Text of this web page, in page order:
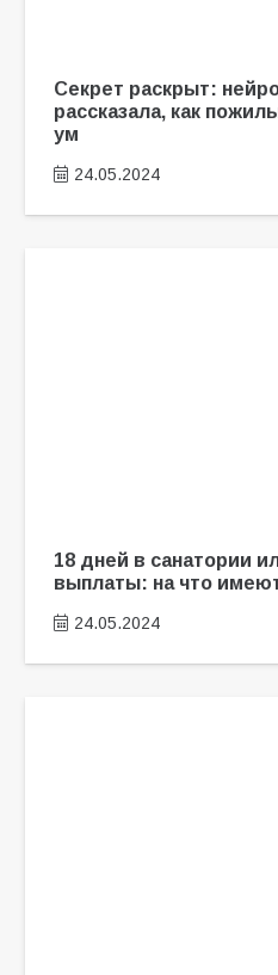
Секрет раскрыт:
рассказала, как
ум
24.05.2024
18 дней в санатории
выплаты: на что
24.05.2024